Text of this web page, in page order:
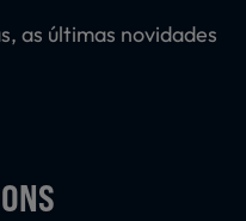
as últimas novidades